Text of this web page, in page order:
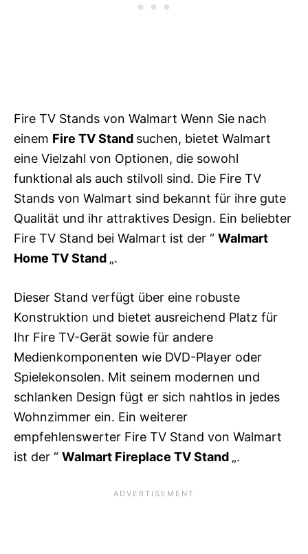
Fire TV Stands von Walmart Wenn Sie nach
einem Fire TV Stand suchen, bietet Walmart
eine Vielzahl von Optionen, die sowohl
funktional als auch stilvoll sind. Die Fire TV
Stands von Walmart sind bekannt für ihre gute
Qualität und ihr attraktives Design. Ein beliebter
Fire TV Stand bei Walmart ist der “ Walmart
Home TV Stand „.
Dieser Stand verfügt über eine robuste
Konstruktion und bietet ausreichend Platz für
Ihr Fire TV-Gerät sowie für andere
Medienkomponenten wie DVD-Player oder
Spielekonsolen. Mit seinem modernen und
schlanken Design fügt er sich nahtlos in jedes
Wohnzimmer ein. Ein weiterer
empfehlenswerter Fire TV Stand von Walmart
ist der “ Walmart Fireplace TV Stand „.